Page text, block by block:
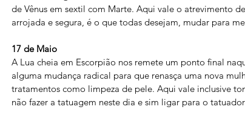
de Vênus em sextil com Marte. Aqui vale o atrevimento
arrojada e segura, é o que todas desejam, mudar para
17 de Maio
A Lua cheia em Escorpião nos remete um ponto final
alguma mudança radical para que renasça uma nova
tratamentos como limpeza de pele. Aqui vale inclusive
não fazer a tatuagem neste dia e sim ligar para o